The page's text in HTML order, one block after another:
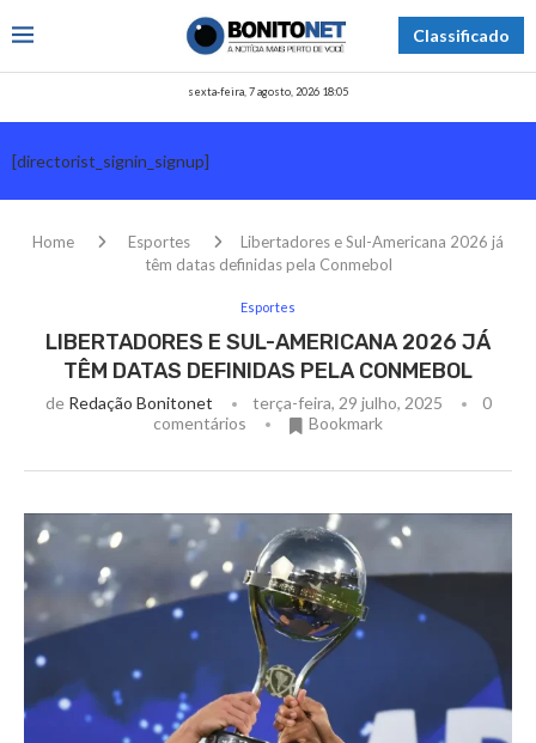
Classificado
sexta-feira, 7 agosto, 2026 18:05
[directorist_signin_signup]
Home Esportes
Libertadores e Sul-Americana 2026 já
têm datas definidas pela Conmebol
Esportes
LIBERTADORES E SUL-AMERICANA 2026 JÁ
TÊM DATAS DEFINIDAS PELA CONMEBOL
de Redação Bonitonet terça-feira, 29 julho, 2025
0
comentários
Bookmark